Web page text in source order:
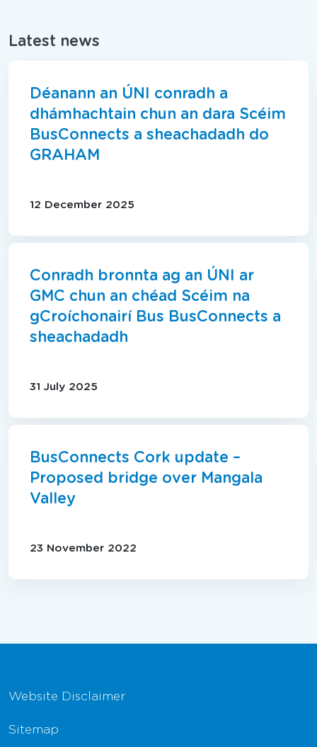
Latest news
Déanann an ÚNI conradh a
dhámhachtain chun an dara Scéim
BusConnects a sheachadadh do
GRAHAM
12 December 2025
Conradh bronnta ag an ÚNI ar
GMC chun an chéad Scéim na
gCroíchonairí Bus BusConnects a
sheachadadh
31 July 2025
BusConnects Cork update –
Proposed bridge over Mangala
Valley
23 November 2022
Website Disclaimer
Sitemap